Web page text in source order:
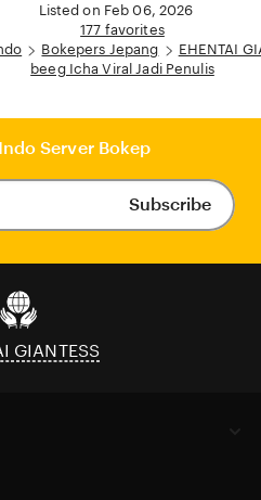
Listed on Feb 06, 2026
177 favorites
Bokepers Jepang
EHENTAI
beeg Icha Viral Jadi Penulis
Server Bokep
Subscribe
GIANTESS